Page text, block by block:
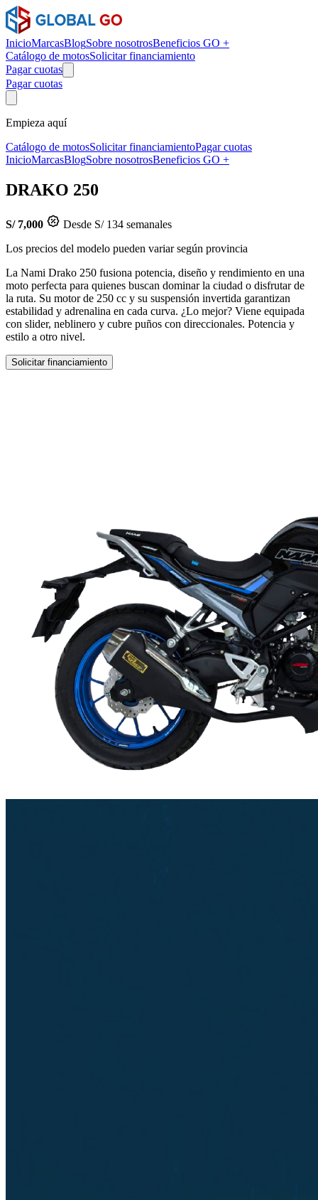
InicioMarcasBlogSobre nosotrosBeneficios GO +
Catálogo de motosSolicitar financiamiento
Pagar cuotas
Pagar cuotas
Empieza aquí
Catálogo de motosSolicitar financiamientoPagar cuotas
InicioMarcasBlogSobre nosotrosBeneficios GO +
DRAKO 250
S/ 7,000
Desde S/ 134 semanales
Los precios del modelo pueden variar según provincia
La Nami Drako 250 fusiona potencia, diseño y rendimiento en una
moto perfecta para quienes buscan dominar la ciudad o disfrutar de
la ruta. Su motor de 250 cc y su suspensión invertida garantizan
estabilidad y adrenalina en cada curva. ¿Lo mejor? Viene equipada
con slider, neblinero y cubre puños con direccionales. Potencia y
estilo a otro nivel.
Solicitar financiamiento